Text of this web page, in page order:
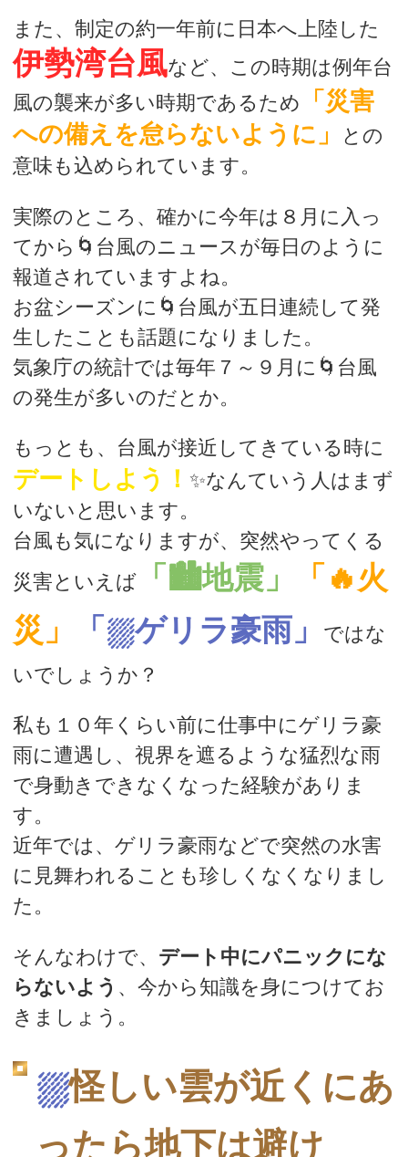
また、制定の約一年前に日本へ上陸した
伊勢湾台風など、この時期は例年台
風の襲来が多い時期であるため
「災害
への備えを怠らないように」
との
意味も込められています。
実際のところ、確かに今年は８月に入っ
てから🌀台風のニュースが毎日のように
報道されていますよね。
お盆シーズンに🌀台風が五日連続して発
生したことも話題になりました。
気象庁の統計では毎年７～９月に🌀台風
の発生が多いのだとか。
もっとも、台風が接近してきている時に
デートしよう！ ✨なんていう人はまず
いないと思います。
台風も気になりますが、突然やってくる
災害といえば「🏙地震」
「🔥火
災」
「⛆ゲリラ豪雨」
ではな
いでしょうか？
私も１０年くらい前に仕事中にゲリラ豪
雨に遭遇し、視界を遮るような猛烈な雨
で身動きできなくなった経験がありま
す。
近年では、ゲリラ豪雨などで突然の水害
に見舞われることも珍しくなくなりまし
た。
そんなわけで、 デート中にパニックにな
らないよう 、今から知識を身につけてお
きましょう。
⛆怪しい雲が近くにあ
ったら地下は避け